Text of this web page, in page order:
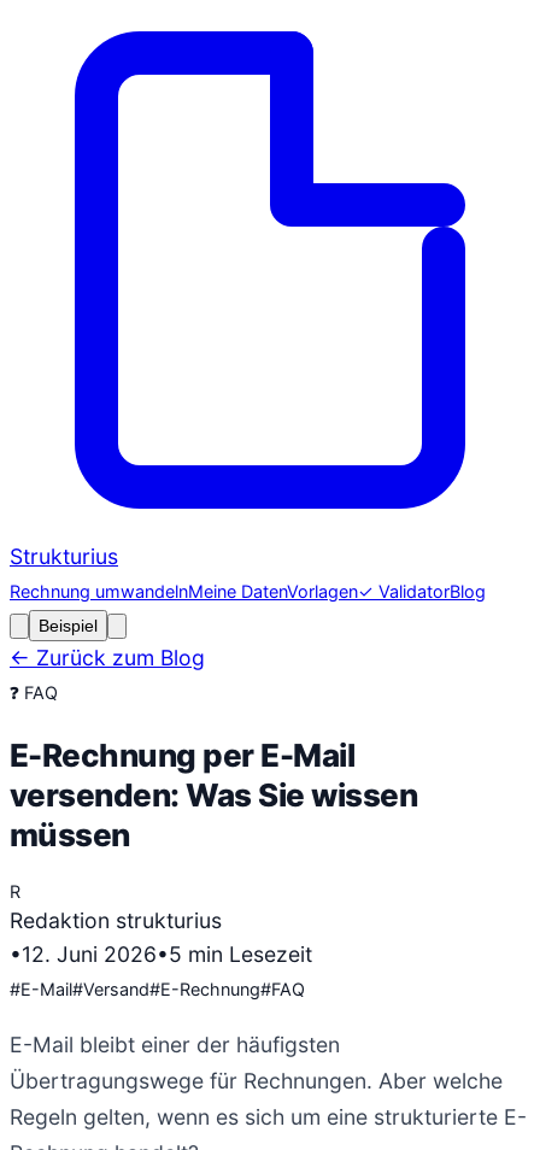
Strukturius
Rechnung umwandelnMeine DatenVorlagen✓ ValidatorBlog
Beispiel
← Zurück zum Blog
❓ FAQ
E-Rechnung per E-Mail
versenden: Was Sie wissen
müssen
R
Redaktion strukturius
•12. Juni 2026•5 min Lesezeit
#E-Mail#Versand#E-Rechnung#FAQ
E-Mail bleibt einer der häufigsten
Übertragungswege für Rechnungen. Aber welche
Regeln gelten, wenn es sich um eine strukturierte E-